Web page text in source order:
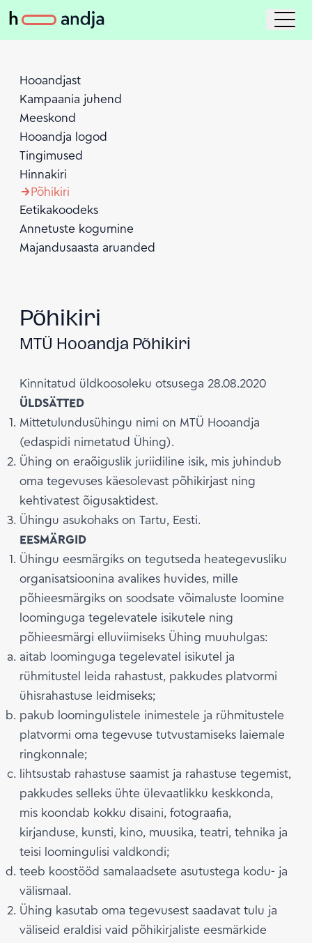
Hooandjast
Kampaania juhend
Meeskond
Hooandja logod
Tingimused
Hinnakiri
Põhikiri
Eetikakoodeks
Annetuste kogumine
Majandusaasta aruanded
Põhikiri
MTÜ Hooandja Põhikiri
Kinnitatud üldkoosoleku otsusega 28.08.2020
ÜLDSÄTTED
Mittetulundusühingu nimi on MTÜ Hooandja
(edaspidi nimetatud Ühing).
Ühing on eraõiguslik juriidiline isik, mis juhindub
oma tegevuses käesolevast põhikirjast ning
kehtivatest õigusaktidest.
Ühingu asukohaks on Tartu, Eesti.
EESMÄRGID
Ühingu eesmärgiks on tegutseda heategevusliku
organisatsioonina avalikes huvides, mille
põhieesmärgiks on soodsate võimaluste loomine
loominguga tegelevatele isikutele ning
põhieesmärgi elluviimiseks Ühing muuhulgas:
aitab loominguga tegelevatel isikutel ja
rühmitustel leida rahastust, pakkudes platvormi
ühisrahastuse leidmiseks;
pakub loomingulistele inimestele ja rühmitustele
platvormi oma tegevuse tutvustamiseks laiemale
ringkonnale;
lihtsustab rahastuse saamist ja rahastuse tegemist,
pakkudes selleks ühte ülevaatlikku keskkonda,
mis koondab kokku disaini, fotograafia,
kirjanduse, kunsti, kino, muusika, teatri, tehnika ja
teisi loomingulisi valdkondi;
teeb koostööd samalaadsete asutustega kodu- ja
välismaal.
Ühing kasutab oma tegevusest saadavat tulu ja
väliseid eraldisi vaid põhikirjaliste eesmärkide